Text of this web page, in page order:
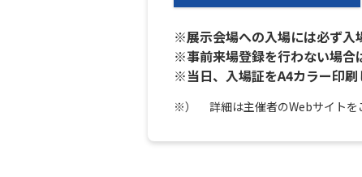
※展示会場への入場には必ず入
※事前来場登録を行わない場合
※当日、入場証をA4カラー印刷
※） 詳細は主催者のWebサイトを